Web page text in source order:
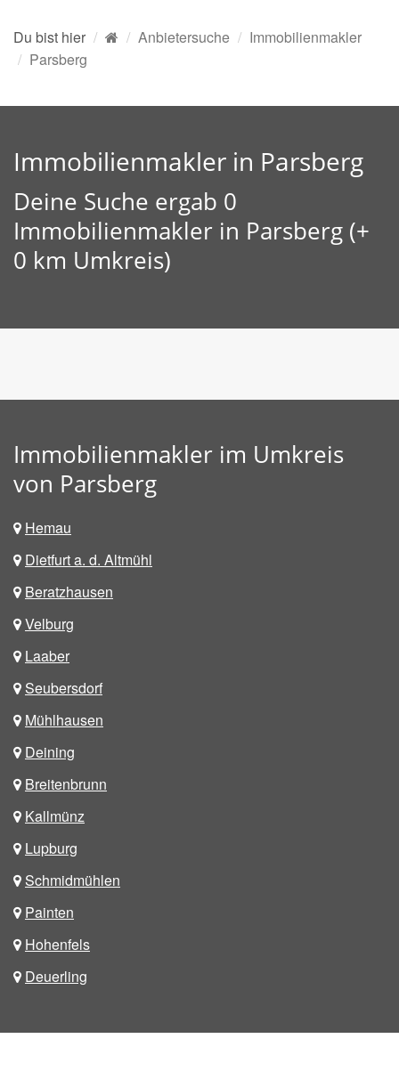
Du bist hier Anbietersuche
Immobilienmakler
Parsberg
Immobilienmakler in Parsberg
Deine Suche ergab 0
Immobilienmakler in Parsberg (+
0 km Umkreis)
Immobilienmakler im Umkreis
von Parsberg
Hemau
Dietfurt a. d. Altmühl
Beratzhausen
Velburg
Laaber
Seubersdorf
Mühlhausen
Deining
Breitenbrunn
Kallmünz
Lupburg
Schmidmühlen
Painten
Hohenfels
Deuerling